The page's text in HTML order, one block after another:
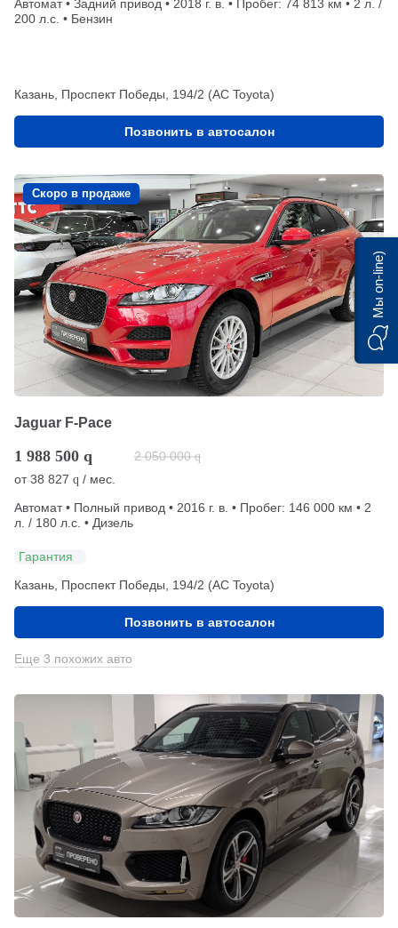
Автомат • Задний привод • 2018 г. в. • Пробег: 74 813 км • 2 л. /
200 л.с. • Бензин
Казань, Проспект Победы, 194/2 (АС Toyota)
Позвонить в автосалон
Скоро в продаже
Jaguar F-Pace
1 988 500 q 2 050 000 q
от38 827 q / мес.
Автомат • Полный привод • 2016 г. в. • Пробег: 146 000 км • 2
л. / 180 л.с. • Дизель
Гарантия
Казань, Проспект Победы, 194/2 (АС Toyota)
Позвонить в автосалон
Еще 3 похожих авто
Мы on-line)